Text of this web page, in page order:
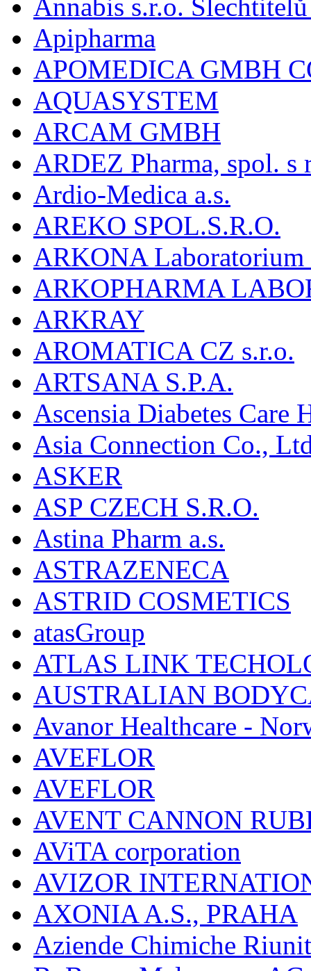
Annabis s.r.o.
Apipharma
APOMEDICA GMBH
AQUASYSTEM
ARCAM GMBH
ARDEZ Pharma, spol. s
Ardio-Medica a.s.
AREKO SPOL.S.R.O.
ARKONA
ARKOPHARMA
ARKRAY
AROMATICA CZ s.r.o.
ARTSANA S.P.A.
Ascensia Diabetes Care
Asia Connection Co.,
ASKER
ASP CZECH S.R.O.
Astina Pharm a.s.
ASTRAZENECA
ASTRID COSMETICS
atasGroup
ATLAS LINK
AUSTRALIAN
Avanor Healthcare -
AVEFLOR
AVEFLOR
AVENT CANNON
AViTA corporation
AVIZOR
AXONIA A.S., PRAHA
Aziende Chimiche